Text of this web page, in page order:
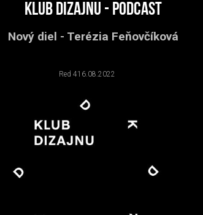
Klub dizajnu - podcast
Nový diel - Terézia Feňovčíková
Red 416.08.2022